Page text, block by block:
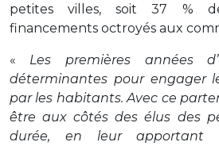
petites villes, soit 37 %
financements octroyés aux
« Les premières années
déterminantes pour engager
par les habitants. Avec ce
être aux côtés des élus des
durée, en leur apportant